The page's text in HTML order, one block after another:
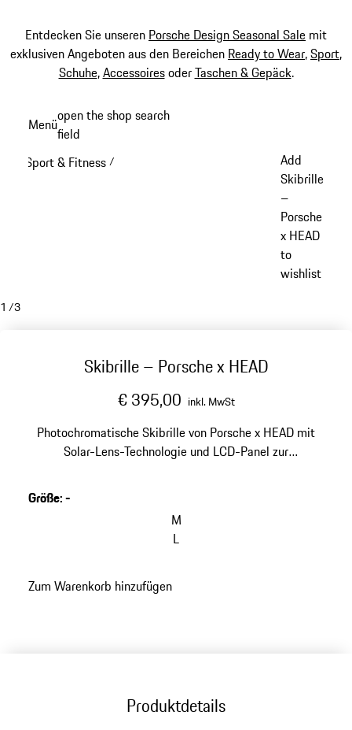
Entdecken Sie unseren Porsche Design Seasonal Sale mit
exklusiven Angeboten aus den Bereichen Ready to Wear,Sport,
Schuhe,AccessoiresoderTaschen & Gepäck.
Hauptinhalt
Menüopen the shop search
field
Sport & Fitness /
Add
Skibrille
–
Porsche
x HEAD
to
wishlist
1 /3
Skibrille – Porsche x HEAD
€ 395,00 inkl. MwSt
Photochromatische Skibrille von Porsche x HEAD mit
Solar-Lens-Technologie und LCD-Panel zur
Doppelglas mit Anti-Fog-Beschichtung und UV-Schutz.
Größe:-
M
L
Zum Warenkorb hinzufügen
Produktdetails